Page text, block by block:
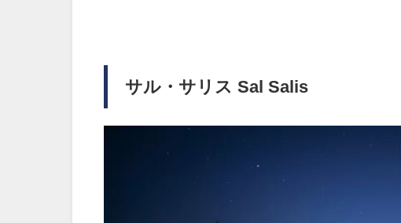
サル・サリス Sal Salis